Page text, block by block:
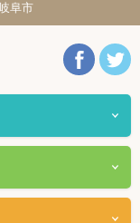
阜市